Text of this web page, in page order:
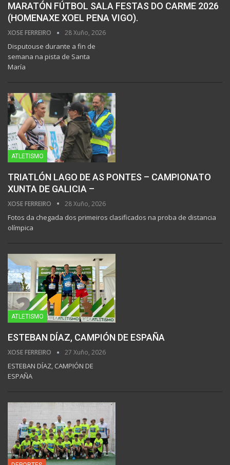
MARATÓN FÚTBOL SALA FESTAS DO CARME 2026
(HOMENAXE XOEL PENA VIGO).
XOSE FERREIRO 28 Xuño, 2026
Disputouse durante a fin de
semana na pista de Santa
María
ATLETISMO
TRIATLÓN LAGO DE AS PONTES – CAMPIONATO
XUNTA DE GALICIA –
XOSE FERREIRO 28 Xuño, 2026
Fotos da chegada dos primeiros clasificados na proba de distancia
olímpica
ATLETISMO
ESTEBAN DÍAZ, CAMPIÓN DE ESPAÑA
XOSE FERREIRO 27 Xuño, 2026
ESTEBAN DÍAZ, CAMPIÓN DE
ESPAÑA